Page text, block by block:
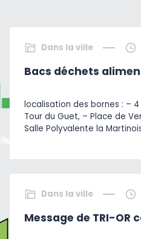
Dans la ville
Bacs déchets
localisation des bornes : –
Tour du Guet, – Place de
Salle Polyvalente la
Dans la ville
Message de TRI-OR